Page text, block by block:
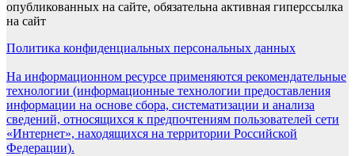
опубликованных на сайте, обязательна активная гиперссылка
на сайт
Политика конфиденциальных персональных данных
На информационном ресурсе применяются рекомендательные
технологии (информационные технологии предоставления
информации на основе сбора, систематизации и анализа
сведений, относящихся к предпочтениям пользователей сети
«Интернет», находящихся на территории Российской
Федерации).